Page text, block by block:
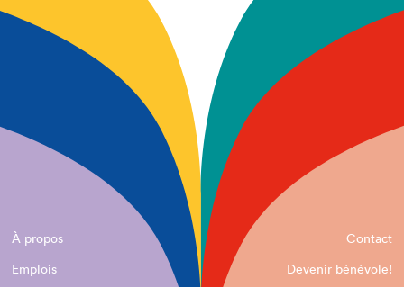
À propos
Contact
Emplois
Devenir bénévole!